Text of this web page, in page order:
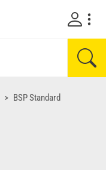
BSP Standard